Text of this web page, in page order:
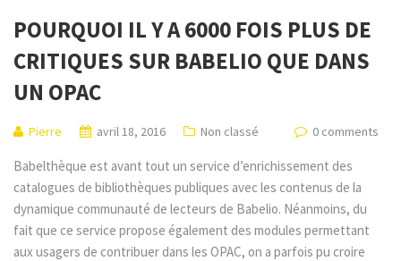
POURQUOI IL Y A 6000 FOIS PLUS DE
CRITIQUES SUR BABELIO QUE DANS
UN OPAC
Pierre avril 18, 2016 Non classé 0 comments
Babelthèque est avant tout un service d’enrichissement des
catalogues de bibliothèques publiques avec les contenus de la
dynamique communauté de lecteurs de Babelio. Néanmoins, du
fait que ce service propose également des modules permettant
aux usagers de contribuer dans les OPAC, on a parfois pu croire